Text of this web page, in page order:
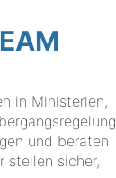
in Ministerien,
und beraten
stellen sicher,